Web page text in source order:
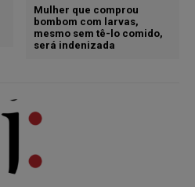
Mulher que comprou
bombom com larvas,
mesmo sem tê-lo comido,
será indenizada